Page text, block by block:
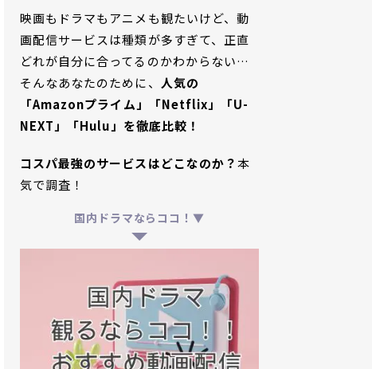
映画もドラマもアニメも観たいけど、動
画配信サービスは種類が多すぎて、正直
どれが自分に合ってるのかわからない…
そんなあなたのために、 人気の
「Amazonプライム」「Netflix」「U-
NEXT」「Hulu」を徹底比較！
コスパ最強のサービスはどこなのか？本
気で調査！
国内ドラマならココ！▼